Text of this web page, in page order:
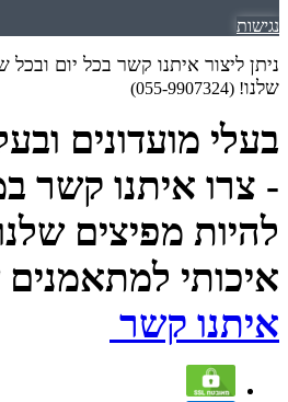
נגישות
ניתן ליצור איתנו קשר בכל יום
שלנו! (055-9907324)
בעלי מועדונים
- צרו איתנו קשר
להיות מפיצים
איכותי
איתנו קשר